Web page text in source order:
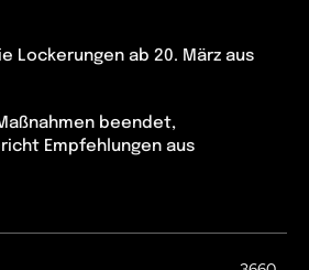
Lockerungen ab 20. März aus
beendet,
Empfehlungen aus